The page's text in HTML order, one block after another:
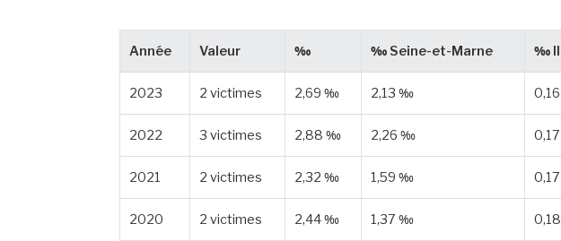
Année Valeur ‰ ‰ Seine-et-Marne ‰
2023 2 victimes 2,69 ‰ 2,13 ‰
2022 3 victimes 2,88 ‰ 2,26 ‰
2021 2 victimes 2,32 ‰ 1,59 ‰
2020 2 victimes 2,44 ‰ 1,37 ‰